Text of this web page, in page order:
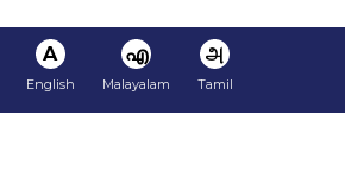
A
English
എ
Malayalam
அ
Tamil